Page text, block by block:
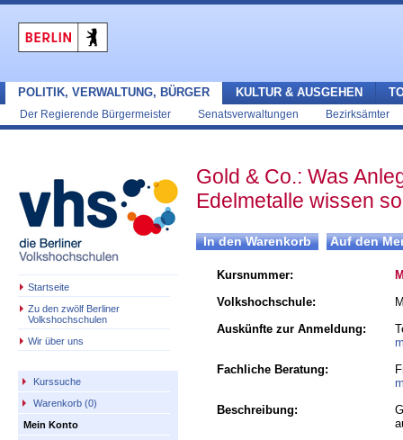
POLITIK, VERWALTUNG, BÜRGER
Der Regierende Bürgermeister Senatsverwaltungen Bezirksämter
KULTUR & AUSGEHEN
Startseite
Zu den zwölf Berliner
Volkshochschulen
Wir über uns
Kurssuche
Warenkorb (0)
Mein Konto
Gold & Co.: Was
Edelmetalle wissen
Kursnummer:
Volkshochschule:
Auskünfte zur Anmeldung:
Fachliche Beratung:
Beschreibung: